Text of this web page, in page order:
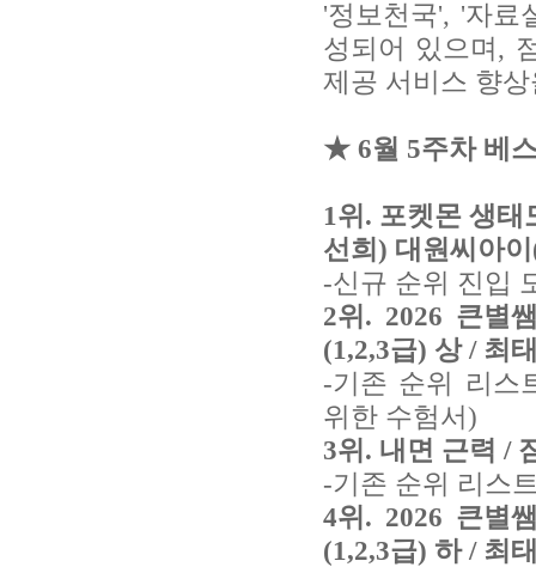
'정보천국', '자료
성되어 있으며,
제공 서비스 향
★ 6월 5주차 베
1위. 포켓몬 생
선희) 대원씨아
-신규 순위 진입
2위. 2026 큰별
(1,2,3급) 상 / 최
-기존 순위 리스
위한 수험서)
3위. 내면 근력 /
-기존 순위 리스
4위. 2026 큰별
(1,2,3급) 하 / 최